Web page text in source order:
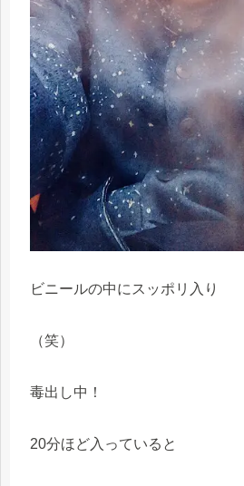
ビニールの中にスッポリ入り
（笑）
毒出し中！
20分ほど入っていると